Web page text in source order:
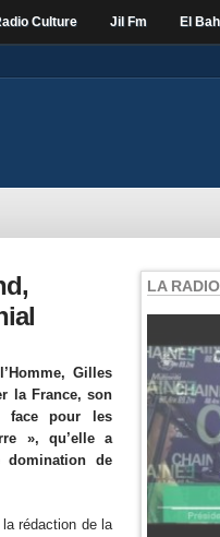
Culture Jil Fm El
Gilles
la France, son
face pour les
», qu’elle a
domination de
la rédaction de la
LA